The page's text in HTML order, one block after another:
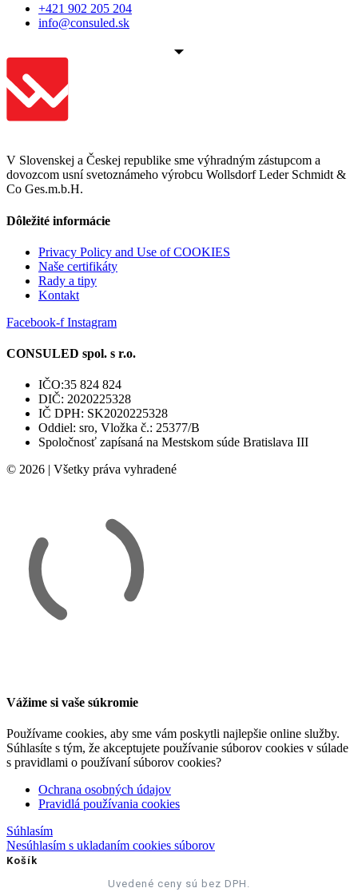
+421 902 205 204
info@consuled.sk
V Slovenskej a Českej republike sme výhradným zástupcom a
dovozcom usní svetoznámeho výrobcu Wollsdorf Leder Schmidt &
Co Ges.m.b.H.
Dôležité informácie
Privacy Policy and Use of COOKIES
Naše certifikáty
Rady a tipy
Kontakt
Facebook-f Instagram
CONSULED spol. s r.o.
IČO:35 824 824
DIČ: 2020225328
IČ DPH: SK2020225328
Oddiel: sro, Vložka č.: 25377/B
Spoločnosť zapísaná na Mestskom súde Bratislava III
© 2026 | Všetky práva vyhradené
Vážime si vaše súkromie
Používame cookies, aby sme vám poskytli najlepšie online služby.
Súhlasíte s tým, že akceptujete používanie súborov cookies v súlade
s pravidlami o používaní súborov cookies?
Ochrana osobných údajov
Pravidlá používania cookies
Súhlasím
Nesúhlasím s ukladaním cookies súborov
Košík
Uvedené ceny sú bez DPH.